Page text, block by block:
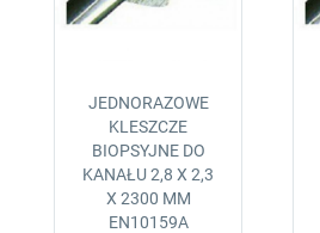
JEDNORAZOWE
KLESZCZE
BIOPSYJNE DO
KANAŁU 2,8 X 2,3
X 2300 MM
EN10159A